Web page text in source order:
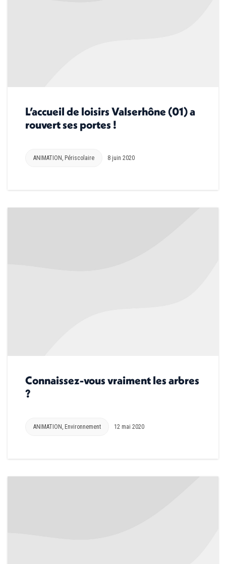
L’accueil de loisirs Valserhône (01) a
rouvert ses portes !
ANIMATION , Périscolaire 8 juin 2020
Connaissez-vous vraiment les arbres
?
ANIMATION Environnement 12 mai 2020